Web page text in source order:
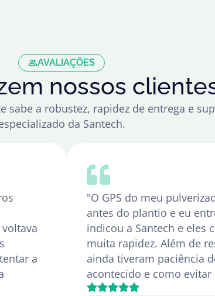
AVALIAÇÕES
nossos
sabe a robustez, rapidez de entrega e
da Santech.
a
"O GPS do meu
antes do plantio e eu
indicou a Santech e eles
muita rapidez. Além de
ainda tiveram paciência
acontecido e como